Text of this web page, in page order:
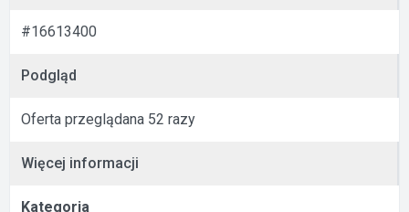
#16613400
Podgląd
Oferta przeglądana 52 razy
Więcej informacji
Kategoria